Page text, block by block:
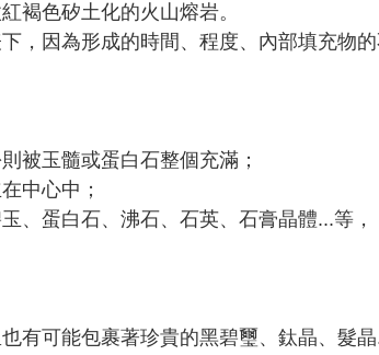
褐色矽土化的火山熔岩。
，因為形成的時間、程度、內部填充物
被玉髓或蛋白石整個充滿；
中心中；
、蛋白石、沸石、石英、石膏晶體...等，
有可能包裹著珍貴的黑碧璽、鈦晶、髮